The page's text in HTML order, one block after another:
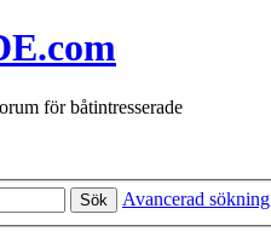
för båtintresserade
Sök Avancerad sökning